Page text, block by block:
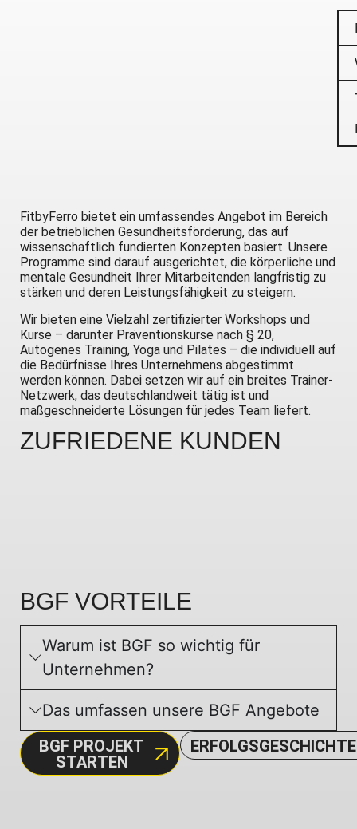
FitbyFerro bietet ein umfassendes Angebot im Bereich
der betrieblichen Gesundheitsförderung, das auf
wissenschaftlich fundierten Konzepten basiert. Unsere
Programme sind darauf ausgerichtet, die körperliche und
mentale Gesundheit Ihrer Mitarbeitenden langfristig zu
stärken und deren Leistungsfähigkeit zu steigern.
Wir bieten eine Vielzahl zertifizierter Workshops und
Kurse – darunter Präventionskurse nach § 20,
Autogenes Training, Yoga und Pilates – die individuell auf
die Bedürfnisse Ihres Unternehmens abgestimmt
werden können. Dabei setzen wir auf ein breites Trainer-
Netzwerk, das deutschlandweit tätig ist und
maßgeschneiderte Lösungen für jedes Team liefert.
ZUFRIEDENE KUNDEN
BGF VORTEILE
Warum ist BGF so wichtig für
Unternehmen?
Das umfassen unsere BGF Angebote
BGF PROJEKT
STARTEN